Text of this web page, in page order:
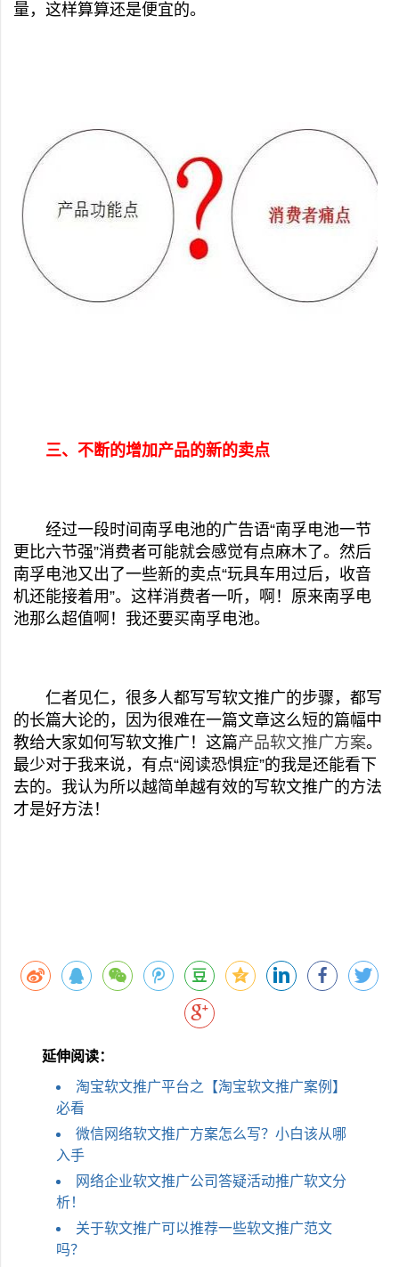
量，这样算算还是便宜的。
三、不断的增加产品的新的卖点
经过一段时间南孚电池的广告语“南孚电池一节
更比六节强”消费者可能就会感觉有点麻木了。然后
南孚电池又出了一些新的卖点“玩具车用过后，收音
机还能接着用”。这样消费者一听，啊！原来南孚电
池那么超值啊！我还要买南孚电池。
仁者见仁，很多人都写写软文推广的步骤，都写
的长篇大论的，因为很难在一篇文章这么短的篇幅中
教给大家如何写软文推广！这篇产品软文推广方案。
最少对于我来说，有点“阅读恐惧症”的我是还能看下
去的。我认为所以越简单越有效的写软文推广的方法
才是好方法！
延伸阅读：
淘宝软文推广平台之【淘宝软文推广案例】
必看
微信网络软文推广方案怎么写？小白该从哪
入手
网络企业软文推广公司答疑活动推广软文分
析！
关于软文推广可以推荐一些软文推广范文
吗？